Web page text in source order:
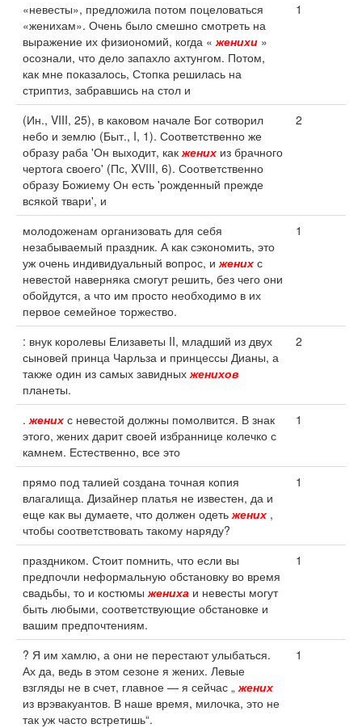
«невесты», предложила потом поцеловаться
«женихам». Очень было смешно смотреть на
выражение их физиономий, когда «женихи »
осознали, что дело запахло ахтунгом. Потом,
как мне показалось, Стопка решилась на
стриптиз, забравшись на стол и
1
(Ин., VIII, 25), в каковом начале Бог сотворил
небо и землю (Быт., I, 1). Соответственно же
образу раба 'Он выходит, какжених из брачного
чертога своего' (Пс, XVIII, 6). Соответственно
образу Божиему Он есть 'рожденный прежде
всякой твари', и
2
молодоженам организовать для себя
незабываемый праздник. А как сэкономить, это
уж очень индивидуальный вопрос, ижених с
невестой наверняка смогут решить, без чего они
обойдутся, а что им просто необходимо в их
первое семейное торжество.
1
: внук королевы Елизаветы II, младший из двух
сыновей принца Чарльза и принцессы Дианы, а
также один из самых завидныхженихов
планеты.
2
.жених с невестой должны помолвится. В знак
этого, жених дарит своей избраннице колечко с
камнем. Естественно, все это
1
прямо под талией создана точная копия
влагалища. Дизайнер платья не известен, да и
еще как вы думаете, что должен одетьжених ,
чтобы соответствовать такому наряду?
1
праздником. Стоит помнить, что если вы
предпочли неформальную обстановку во время
свадьбы, то и костюмыжениха и невесты могут
быть любыми, соответствующие обстановке и
вашим предпочтениям.
1
? Я им хамлю, а они не перестают улыбаться.
Ах да, ведь в этом сезоне я жених. Левые
взгляды не в счет, главное — я сейчас „жених
из врэвакуантов. В наше время, милочка, это не
так уж часто встретишь“.
1